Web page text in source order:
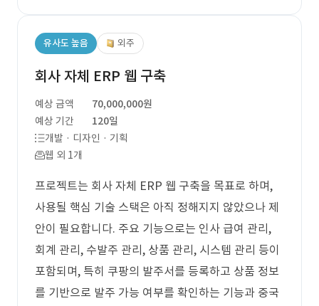
유사도 높음 외주
회사 자체 ERP 웹 구축
예상 금액
70,000,000원
예상 기간
120일
개발 · 디자인 · 기획
웹 외 1개
프로젝트는 회사 자체 ERP 웹 구축을 목표로 하며,
사용될 핵심 기술 스택은 아직 정해지지 않았으나 제
안이 필요합니다. 주요 기능으로는 인사 급여 관리,
회계 관리, 수발주 관리, 상품 관리, 시스템 관리 등이
포함되며, 특히 쿠팡의 발주서를 등록하고 상품 정보
를 기반으로 발주 가능 여부를 확인하는 기능과 중국